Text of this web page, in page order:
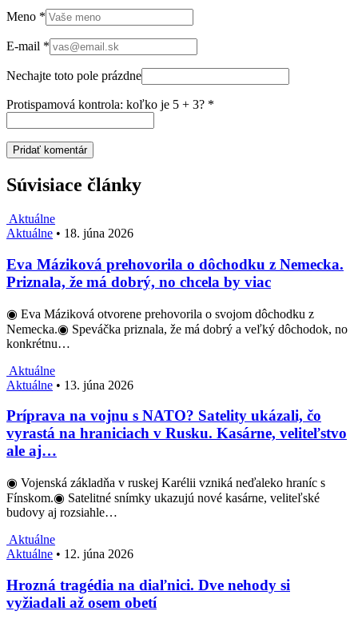
Meno *
E-mail *
Nechajte toto pole prázdne
Protispamová kontrola: koľko je 5 + 3? *
Súvisiace články
Aktuálne
Aktuálne • 18. júna 2026
Eva Máziková prehovorila o dôchodku z Nemecka.
Priznala, že má dobrý, no chcela by viac
◉ Eva Máziková otvorene prehovorila o svojom dôchodku z
Nemecka.◉ Speváčka priznala, že má dobrý a veľký dôchodok, no
konkrétnu…
Aktuálne
Aktuálne • 13. júna 2026
Príprava na vojnu s NATO? Satelity ukázali, čo
vyrastá na hraniciach v Rusku. Kasárne, veliteľstvo
ale aj…
◉ Vojenská základňa v ruskej Karélii vzniká neďaleko hraníc s
Fínskom.◉ Satelitné snímky ukazujú nové kasárne, veliteľské
budovy aj rozsiahle…
Aktuálne
Aktuálne • 12. júna 2026
Hrozná tragédia na diaľnici. Dve nehody si
vyžiadali až osem obetí